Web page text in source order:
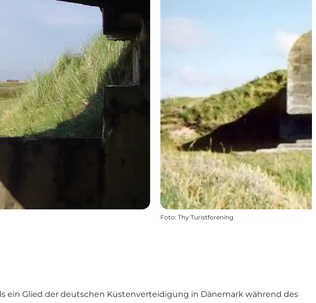
Foto: Thy Turistforening
ein Glied der deutschen Küstenverteidigung in Dänemark während des